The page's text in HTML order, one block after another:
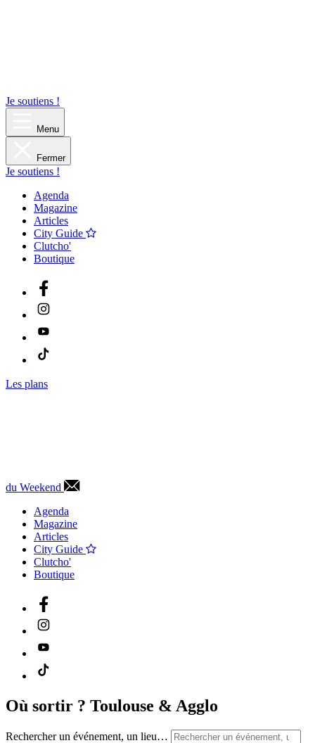
Je soutiens !
Menu
Fermer
Je soutiens !
Agenda
Magazine
Articles
City Guide
Clutcho'
Boutique
Les plans
du Weekend
Agenda
Magazine
Articles
City Guide
Clutcho'
Boutique
Où sortir ? Toulouse & Agglo
Rechercher un événement, un lieu…